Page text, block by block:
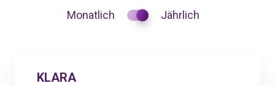
Monatlich Jährlich
KLARA